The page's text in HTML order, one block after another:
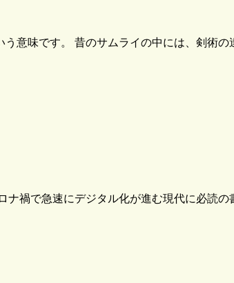
意味です。 昔のサムライの中には、剣術
禍で急速にデジタル化が進む現代に必読